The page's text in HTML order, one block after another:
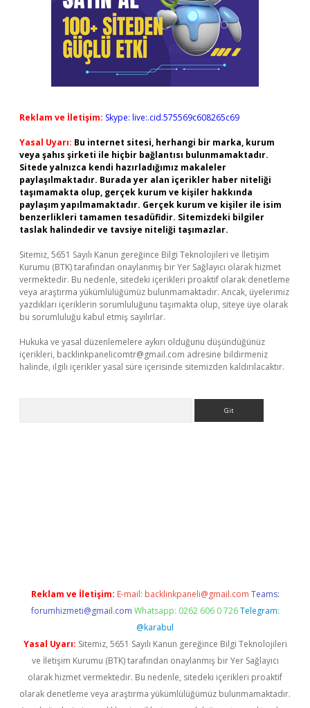
Reklam ve İletişim: Skype: live:.cid.575569c608265c69
Yasal Uyarı: Bu internet sitesi, herhangi bir marka, kurum
veya şahıs şirketi ile hiçbir bağlantısı bulunmamaktadır.
Sitede yalnızca kendi hazırladığımız makaleler
paylaşılmaktadır. Burada yer alan içerikler haber niteliği
taşımamakta olup, gerçek kurum ve kişiler hakkında
paylaşım yapılmamaktadır. Gerçek kurum ve kişiler ile isim
benzerlikleri tamamen tesadüfidir. Sitemizdeki bilgiler
taslak halindedir ve tavsiye niteliği taşımazlar.
Sitemiz, 5651 Sayılı Kanun gereğince Bilgi Teknolojileri ve İletişim
Kurumu (BTK) tarafından onaylanmış bir Yer Sağlayıcı olarak hizmet
vermektedir. Bu nedenle, sitedeki içerikleri proaktif olarak denetleme
veya araştırma yükümlülüğümüz bulunmamaktadır. Ancak, üyelerimiz
yazdıkları içeriklerin sorumluluğunu taşımakta olup, siteye üye olarak
bu sorumluluğu kabul etmiş sayılırlar.
Hukuka ve yasal düzenlemelere aykırı olduğunu düşündüğünüz
içerikleri, backlinkpanelicomtr@gmail.com adresine bildirmeniz
halinde, ilgili içerikler yasal süre içerisinde sitemizden kaldırılacaktır.
Reklam ve İletişim: E-mail: backlinkpaneli@gmail.com Teams:
forumhizmeti@gmail.com Whatsapp: 0262 606 0 726 Telegram:
@karabul
Yasal Uyarı: Sitemiz, 5651 Sayılı Kanun gereğince Bilgi Teknolojileri
ve İletişim Kurumu (BTK) tarafından onaylanmış bir Yer Sağlayıcı
olarak hizmet vermektedir. Bu nedenle, sitedeki içerikleri proaktif
olarak denetleme veya araştırma yükümlülüğümüz bulunmamaktadır.